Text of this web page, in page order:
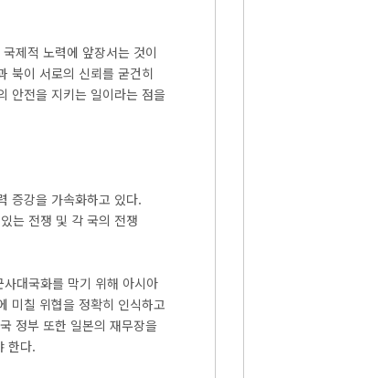
제적 노력에 앞장서는 것이
북이 서로의 신뢰를 굳건히
안전을 지키는 일이라는 점을
증강을 가속화하고 있다.
는 전쟁 및 각 국의 전쟁
대국화를 막기 위해 아시아
미칠 위협을 정확히 인식하고
정부 또한 일본의 재무장을
한다.